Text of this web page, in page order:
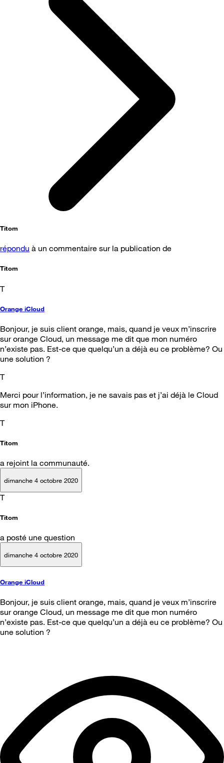
Titom
répondu à un commentaire sur la publication de
Titom
T
Orange iCloud
Bonjour, je suis client orange, mais, quand je veux m’inscrire
sur orange Cloud, un message me dit que mon numéro
n’existe pas. Est-ce que quelqu’un a déjà eu ce problème? Ou
une solution ?
T
Merci pour l’information, je ne savais pas et j’ai déjà le Cloud
sur mon iPhone.
T
Titom
a rejoint la communauté.
dimanche 4 octobre 2020
T
Titom
a posté une question
dimanche 4 octobre 2020
Orange iCloud
Bonjour, je suis client orange, mais, quand je veux m’inscrire
sur orange Cloud, un message me dit que mon numéro
n’existe pas. Est-ce que quelqu’un a déjà eu ce problème? Ou
une solution ?